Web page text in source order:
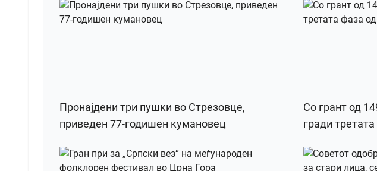
Пронајдени три пушки во Стрезовце,
приведен 77-годишен кумановец
Со грант од
гради